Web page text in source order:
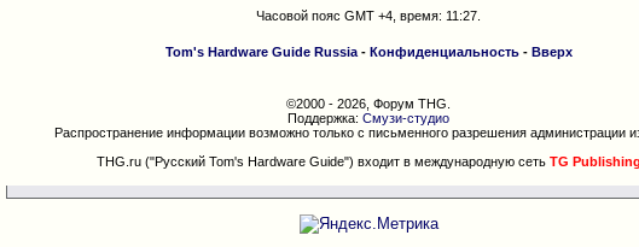
Часовой пояс GMT +4, время: 11:27.
Tom's Hardware Guide Russia- Конфиденциальность- Вверх
©2000 - 2026, Форум THG.
Поддержка: Смузи-студио
Распространение информации возможно только с письменного разрешения администрации
THG.ru ("Русский Tom's Hardware Guide") входит в международную сеть TG Publishing